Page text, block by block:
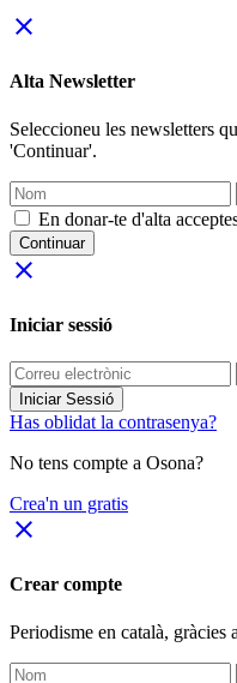
close
Alta Newsletter
Seleccioneu les newsletters
'Continuar'.
En donar-te d'alta
Continuar
close
Iniciar sessió
Iniciar Sessió
Has oblidat la contrasenya?
No tens compte a Osona?
Crea'n un gratis
close
Crear compte
Periodisme en català, gràcies